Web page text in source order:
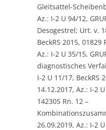
Gleitsattel-
Az.: I-2 U 94/12,
Desogestrel; Urt. v.
BeckRS 2015,
Az.: I-2 U 35/15,
diagnostisches
I-2 U 11/17, BeckRS
14.12.2017, Az.: I-2
142305 Rn. 12 –
26.09.2019, Az.: I-2